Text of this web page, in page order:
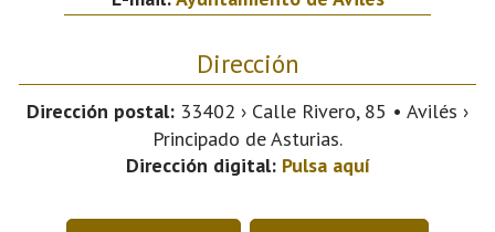
Dirección
Dirección postal: 33402 › Calle Rivero, 85 • Avilés ›
Principado de Asturias.
Dirección digital: Pulsa aquí